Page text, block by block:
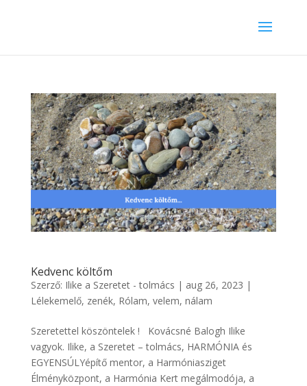
Kedvenc költőm
Szerző: Ilike a Szeretet - tolmács | aug 26, 2023 |
Lélekemelő, zenék, Rólam, velem, nálam
Szeretettel köszöntelek ! Kovácsné Balogh Ilike
vagyok. Ilike, a Szeretet – tolmács, HARMÓNIA és
EGYENSÚLYépítő mentor, a Harmóniasziget
Élményközpont, a Harmónia Kert megálmodója, a